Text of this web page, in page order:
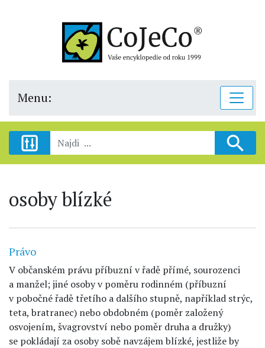
Menu:
osoby blízké
Právo
V občanském právu příbuzní v řadě přímé, sourozenci
a manžel; jiné osoby v poměru rodinném (příbuzní
v pobočné řadě třetího a dalšího stupně, například strýc,
teta, bratranec) nebo obdobném (poměr založený
osvojením, švagrovství nebo poměr druha a družky)
se pokládají za osoby sobě navzájem blízké, jestliže by